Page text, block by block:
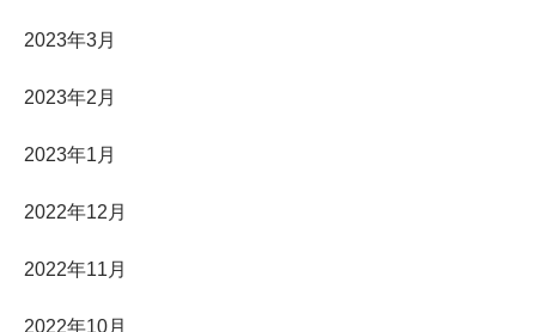
2023年3月
2023年2月
2023年1月
2022年12月
2022年11月
2022年10月